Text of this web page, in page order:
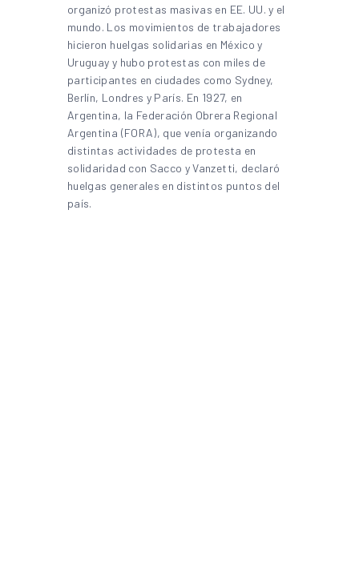
organizó protestas masivas en EE. UU. y el
mundo. Los movimientos de trabajadores
hicieron huelgas solidarias en México y
Uruguay y hubo protestas con miles de
participantes en ciudades como Sydney,
Berlín, Londres y París. En 1927, en
Argentina, la Federación Obrera Regional
Argentina (FORA), que venía organizando
distintas actividades de protesta en
solidaridad con Sacco y Vanzetti, declaró
huelgas generales en distintos puntos del
país.